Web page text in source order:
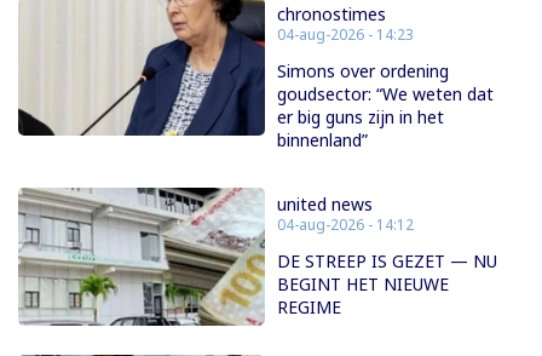
chronostimes
04-aug-2026 - 14:23
Simons over ordening
goudsector: “We weten dat
er big guns zijn in het
binnenland”
united news
04-aug-2026 - 14:12
DE STREEP IS GEZET — NU
BEGINT HET NIEUWE
REGIME